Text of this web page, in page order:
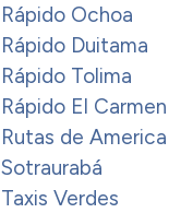
Rápido Ochoa
Rápido Duitama
Rápido Tolima
Rápido El Carmen
Rutas de America
Sotraurabá
Taxis Verdes